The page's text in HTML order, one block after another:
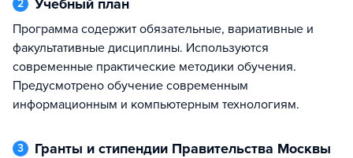
2 Учебный план
Программа содержит обязательные, вариативные и
факультативные дисциплины. Используются
современные практические методики обучения.
Предусмотрено обучение современным
информационным и компьютерным технологиям.
3 Гранты и стипендии Правительства Москвы